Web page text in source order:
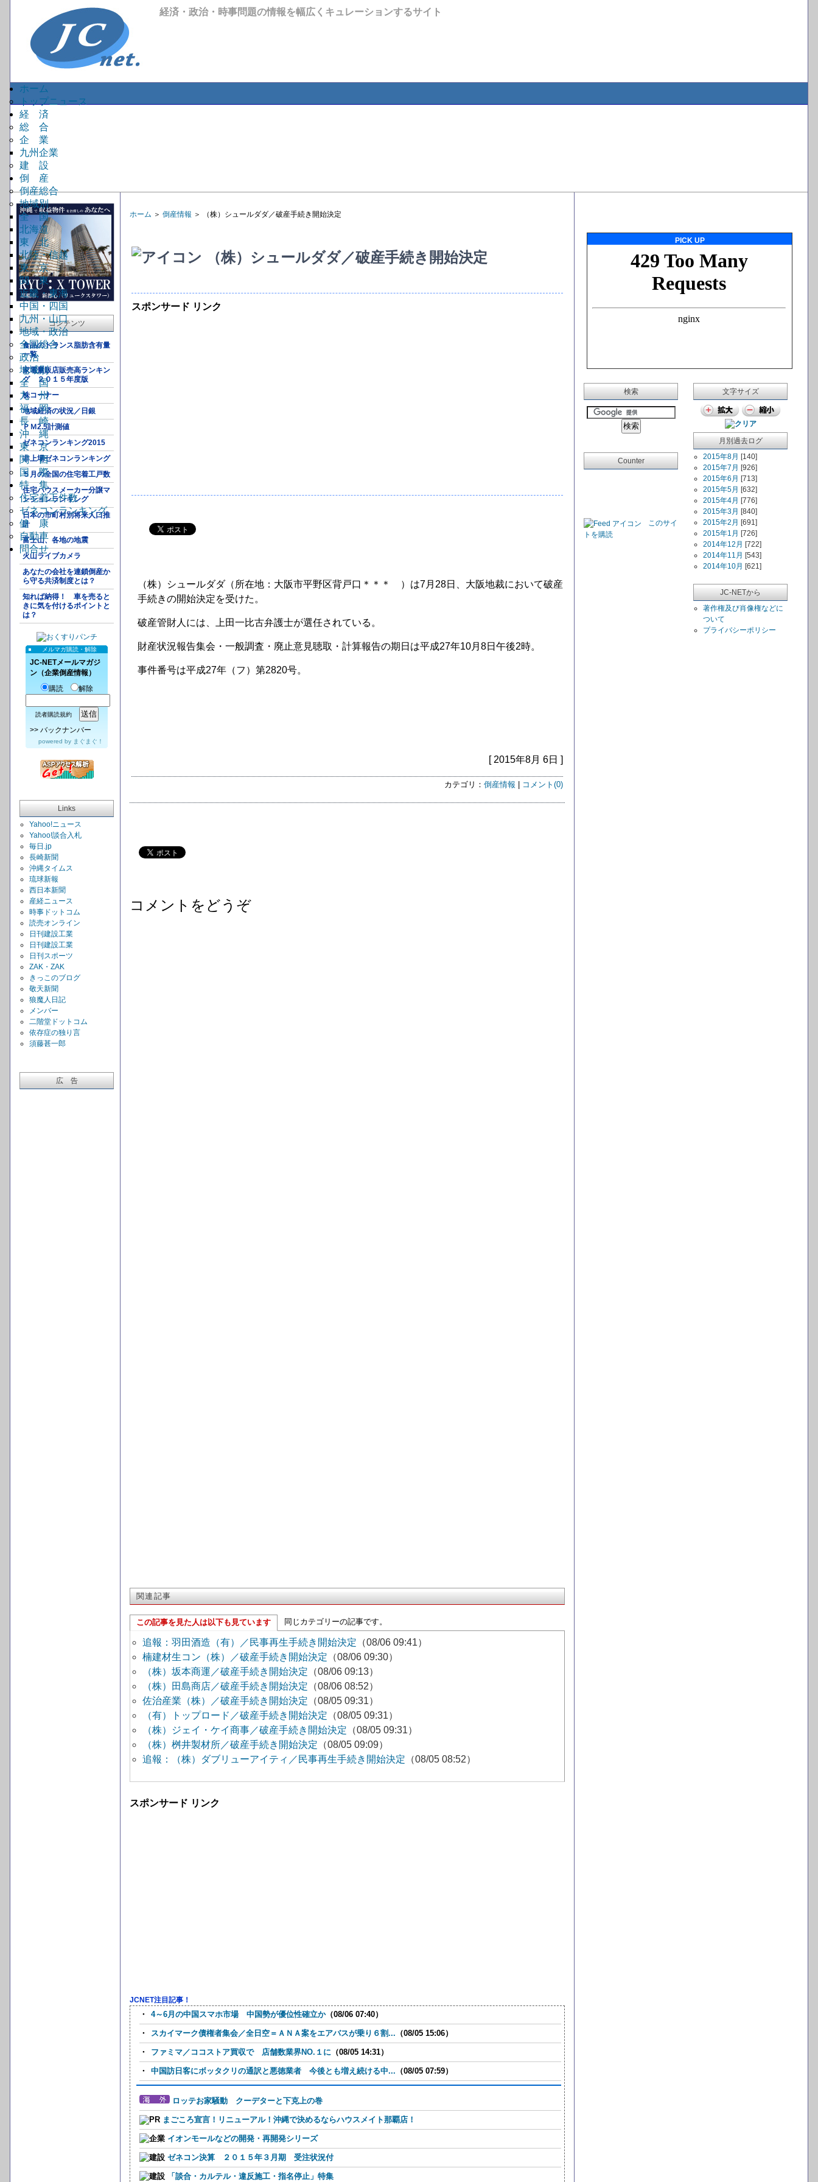
経済・政治・時事問題の情報を幅広くキュレーションするサイト
ホーム
トップニュース
経 済
総 合
企 業
九州企業
建 設
倒 産
倒産総合
地域別
全 国
北海道
東 北
北陸・信越
東 京
関 東
近畿・東海
中国・四国
九州・山口
地域・政治
全国総合
政治
地域別
全 国
九 州
福 岡
長 崎
沖 縄
東 京
関 西
国 際
特 集
住宅着工件数
ゼネコンランキング
健 康
自動車
問合せ
コンテンツ
食品のトランス脂肪含有量
一覧
家電量販店販売高ランキン
グ ２０１５年度版
株コーナー
地域経済の状況／日銀
ＰＭ2.5計測値
ゼネコンランキング2015
非上場ゼネコンランキング
５月の全国の住宅着工戸数
住宅ハウスメーカー分譲マ
ンションランキング
日本の市町村別将来人口推
計
富士山、各地の地震
火山ライブカメラ
あなたの会社を連鎖倒産か
ら守る共済制度とは？
知れば納得！ 車を売ると
きに気を付けるポイントと
は？
メルマガ購読・解除
JC-NETメールマガジ
ン（企業倒産情報）
購読
解除
読者購読規約
>> バックナンバー
powered by まぐまぐ！
Links
Yahoo!ニュース
Yahoo!談合入札
毎日.jp
長崎新聞
沖縄タイムス
琉球新報
西日本新聞
産経ニュース
時事ドットコム
読売オンライン
日刊建設工業
日刊建設工業
日刊スポーツ
ZAK・ZAK
きっこのブログ
敬天新聞
狼魔人日記
メンバー
二階堂ドットコム
依存症の独り言
須藤甚一郎
広 告
ホーム ＞ 倒産情報 ＞ （株）シュールダダ／破産手続き開始決定
（株）シュールダダ／破産手続き開始決定
スポンサード リンク
（株）シュールダダ（所在地：大阪市平野区背戸口＊＊＊ ）は7月28日、大阪地裁において破産
手続きの開始決定を受けた。
破産管財人には、上田一比古弁護士が選任されている。
財産状況報告集会・一般調査・廃止意見聴取・計算報告の期日は平成27年10月8日午後2時。
事件番号は平成27年（フ）第2820号。
[ 2015年8月 6日 ]
カテゴリ： 倒産情報 コメント(0)
コメントをどうぞ
関連記事
この記事を見た人は以下も見ています 同じカテゴリーの記事です。
追報：羽田酒造（有）／民事再生手続き開始決定 （08/06 09:41）
楠建材生コン（株）／破産手続き開始決定 （08/06 09:30）
（株）坂本商運／破産手続き開始決定 （08/06 09:13）
（株）田島商店／破産手続き開始決定 （08/06 08:52）
佐治産業（株）／破産手続き開始決定 （08/05 09:31）
（有）トップロード／破産手続き開始決定 （08/05 09:31）
（株）ジェイ・ケイ商事／破産手続き開始決定 （08/05 09:31）
（株）桝井製材所／破産手続き開始決定 （08/05 09:09）
追報：（株）ダブリューアイティ／民事再生手続き開始決定 （08/05 08:52）
スポンサード リンク
JCNET注目記事！
・ 4～6月の中国スマホ市場 中国勢が優位性確立か（08/06 07:40）
・ スカイマーク債権者集会／全日空＝ＡＮＡ案をエアバスが乗り６割... （08/05 15:06）
・ ファミマ／ココストア買収で 店舗数業界NO.１に （08/05 14:31）
・ 中国訪日客にボッタクリの通訳と悪徳業者 今後とも増え続ける中... （08/05 07:59）
ロッテお家騒動 クーデターと下克上の巻
まごころ宣言！リニューアル！沖縄で決めるならハウスメイト那覇店！
イオンモールなどの開発・再開発シリーズ
ゼネコン決算 ２０１５年３月期 受注状況付
「談合・カルテル・違反施工・指名停止」特集
PICK UP
検索
Counter
このサイ
トを購読
文字サイズ
月別過去ログ
2015年8月 [140]
2015年7月 [926]
2015年6月 [713]
2015年5月 [632]
2015年4月 [776]
2015年3月 [840]
2015年2月 [691]
2015年1月 [726]
2014年12月 [722]
2014年11月 [543]
2014年10月 [621]
JC-NETから
著作権及び肖像権などに
ついて
プライバシーポリシー